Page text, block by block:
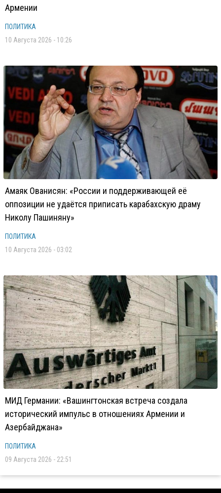
Армении
ПОЛИТИКА
10 Августа 2026 - 10:26
Амаяк Ованисян: «России и поддерживающей её
оппозиции не удаётся приписать карабахскую драму
Николу Пашиняну»
ПОЛИТИКА
10 Августа 2026 - 03:02
МИД Германии: «Вашингтонская встреча создала
исторический импульс в отношениях Армении и
Азербайджана»
ПОЛИТИКА
09 Августа 2026 - 22:51